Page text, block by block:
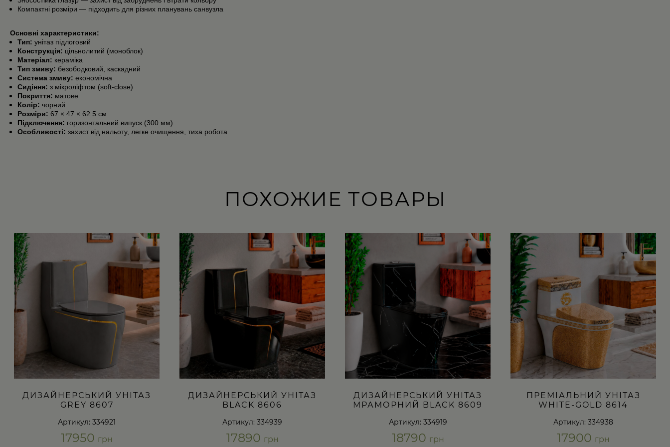
Компактні розміри — підходить для різних планувань санвузла
Основні характеристики:
Тип: унітаз підлоговий
Конструкція: цільнолитий (моноблок)
Матеріал: кераміка
Тип змиву: безободковий, каскадний
Система змиву: економічна
Сидіння: з мікроліфтом (soft-close)
Покриття: матове
Колір: чорний
Розміри: 67 × 47 × 62.5 см
Підключення: горизонтальний випуск (300 мм)
Особливості: захист від нальоту, легке очищення, тиха робота
ПОХОЖИЕ ТОВАРЫ
ДИЗАЙНЕРСЬКИЙ УНІТАЗ
GREY 8607
Артикул: 334921
17950 грн
ДИЗАЙНЕРСЬКИЙ УНІТАЗ
BLACK 8606
Артикул: 334939
17890 грн
ДИЗАЙНЕРСЬКИЙ УНІТАЗ
МРАМОРНИЙ BLACK 8609
Артикул: 334919
18790 грн
ПРЕМІАЛЬНИЙ УНІТАЗ
WHITE-GOLD 8614
Артикул: 334938
17900 грн